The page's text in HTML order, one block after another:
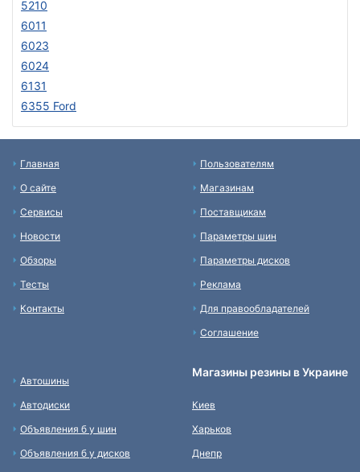
5210
6011
6023
6024
6131
6355 Ford
Главная
О сайте
Сервисы
Новости
Обзоры
Тесты
Контакты
Пользователям
Магазинам
Поставщикам
Параметры шин
Параметры дисков
Реклама
Для правообладателей
Соглашение
Автошины
Автодиски
Объявления б у шин
Объявления б у дисков
Магазины резины в Украине
Киев
Харьков
Днепр